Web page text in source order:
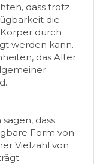
dass trotz
die
durch
werden kann.
das Alter
sagen, dass
Form von
Vielzahl von